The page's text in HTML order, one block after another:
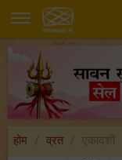
होम व्रत
एकादशी